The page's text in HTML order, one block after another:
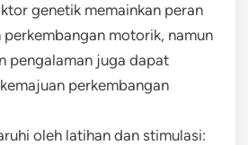
genetik memainkan peran
motorik, namun
pengalaman juga dapat
perkembangan
oleh latihan dan stimulasi: